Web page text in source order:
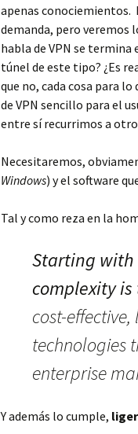
apenas conociemientos.
demanda, pero veremos
habla de VPN se termina
túnel de este tipo? ¿Es
que no, cada cosa para
de VPN sencillo para el
entre sí recurrimos a otro
Necesitaremos,
Windows) y el software
Tal y como reza en la
Starting
complexity
cost-
technologies
enterprise
Y además lo cumple,